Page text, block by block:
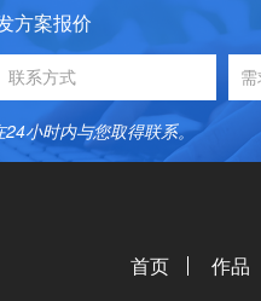
方案报价
小时内与您取得联系。
首页 作品